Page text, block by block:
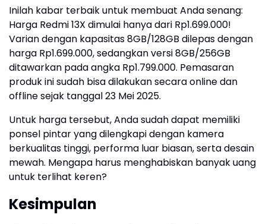
Inilah kabar terbaik untuk membuat Anda senang:
Harga Redmi 13X dimulai hanya dari Rp1.699.000!
Varian dengan kapasitas 8GB/128GB dilepas dengan
harga Rp1.699.000, sedangkan versi 8GB/256GB
ditawarkan pada angka Rp1.799.000. Pemasaran
produk ini sudah bisa dilakukan secara online dan
offline sejak tanggal 23 Mei 2025.
Untuk harga tersebut, Anda sudah dapat memiliki
ponsel pintar yang dilengkapi dengan kamera
berkualitas tinggi, performa luar biasan, serta desain
mewah. Mengapa harus menghabiskan banyak uang
untuk terlihat keren?
Kesimpulan